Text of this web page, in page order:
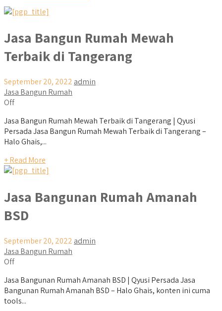
Jasa Bangun Rumah Mewah
Terbaik di Tangerang
September 20, 2022 admin
Jasa Bangun Rumah
Off
Jasa Bangun Rumah Mewah Terbaik di Tangerang | Qyusi
Persada Jasa Bangun Rumah Mewah Terbaik di Tangerang –
Halo Ghais,...
+ Read More
Jasa Bangunan Rumah Amanah
BSD
September 20, 2022 admin
Jasa Bangun Rumah
Off
Jasa Bangunan Rumah Amanah BSD | Qyusi Persada Jasa
Bangunan Rumah Amanah BSD – Halo Ghais, konten ini cuma
tools...